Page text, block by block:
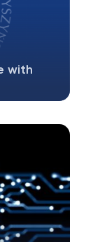
with
uczenie…